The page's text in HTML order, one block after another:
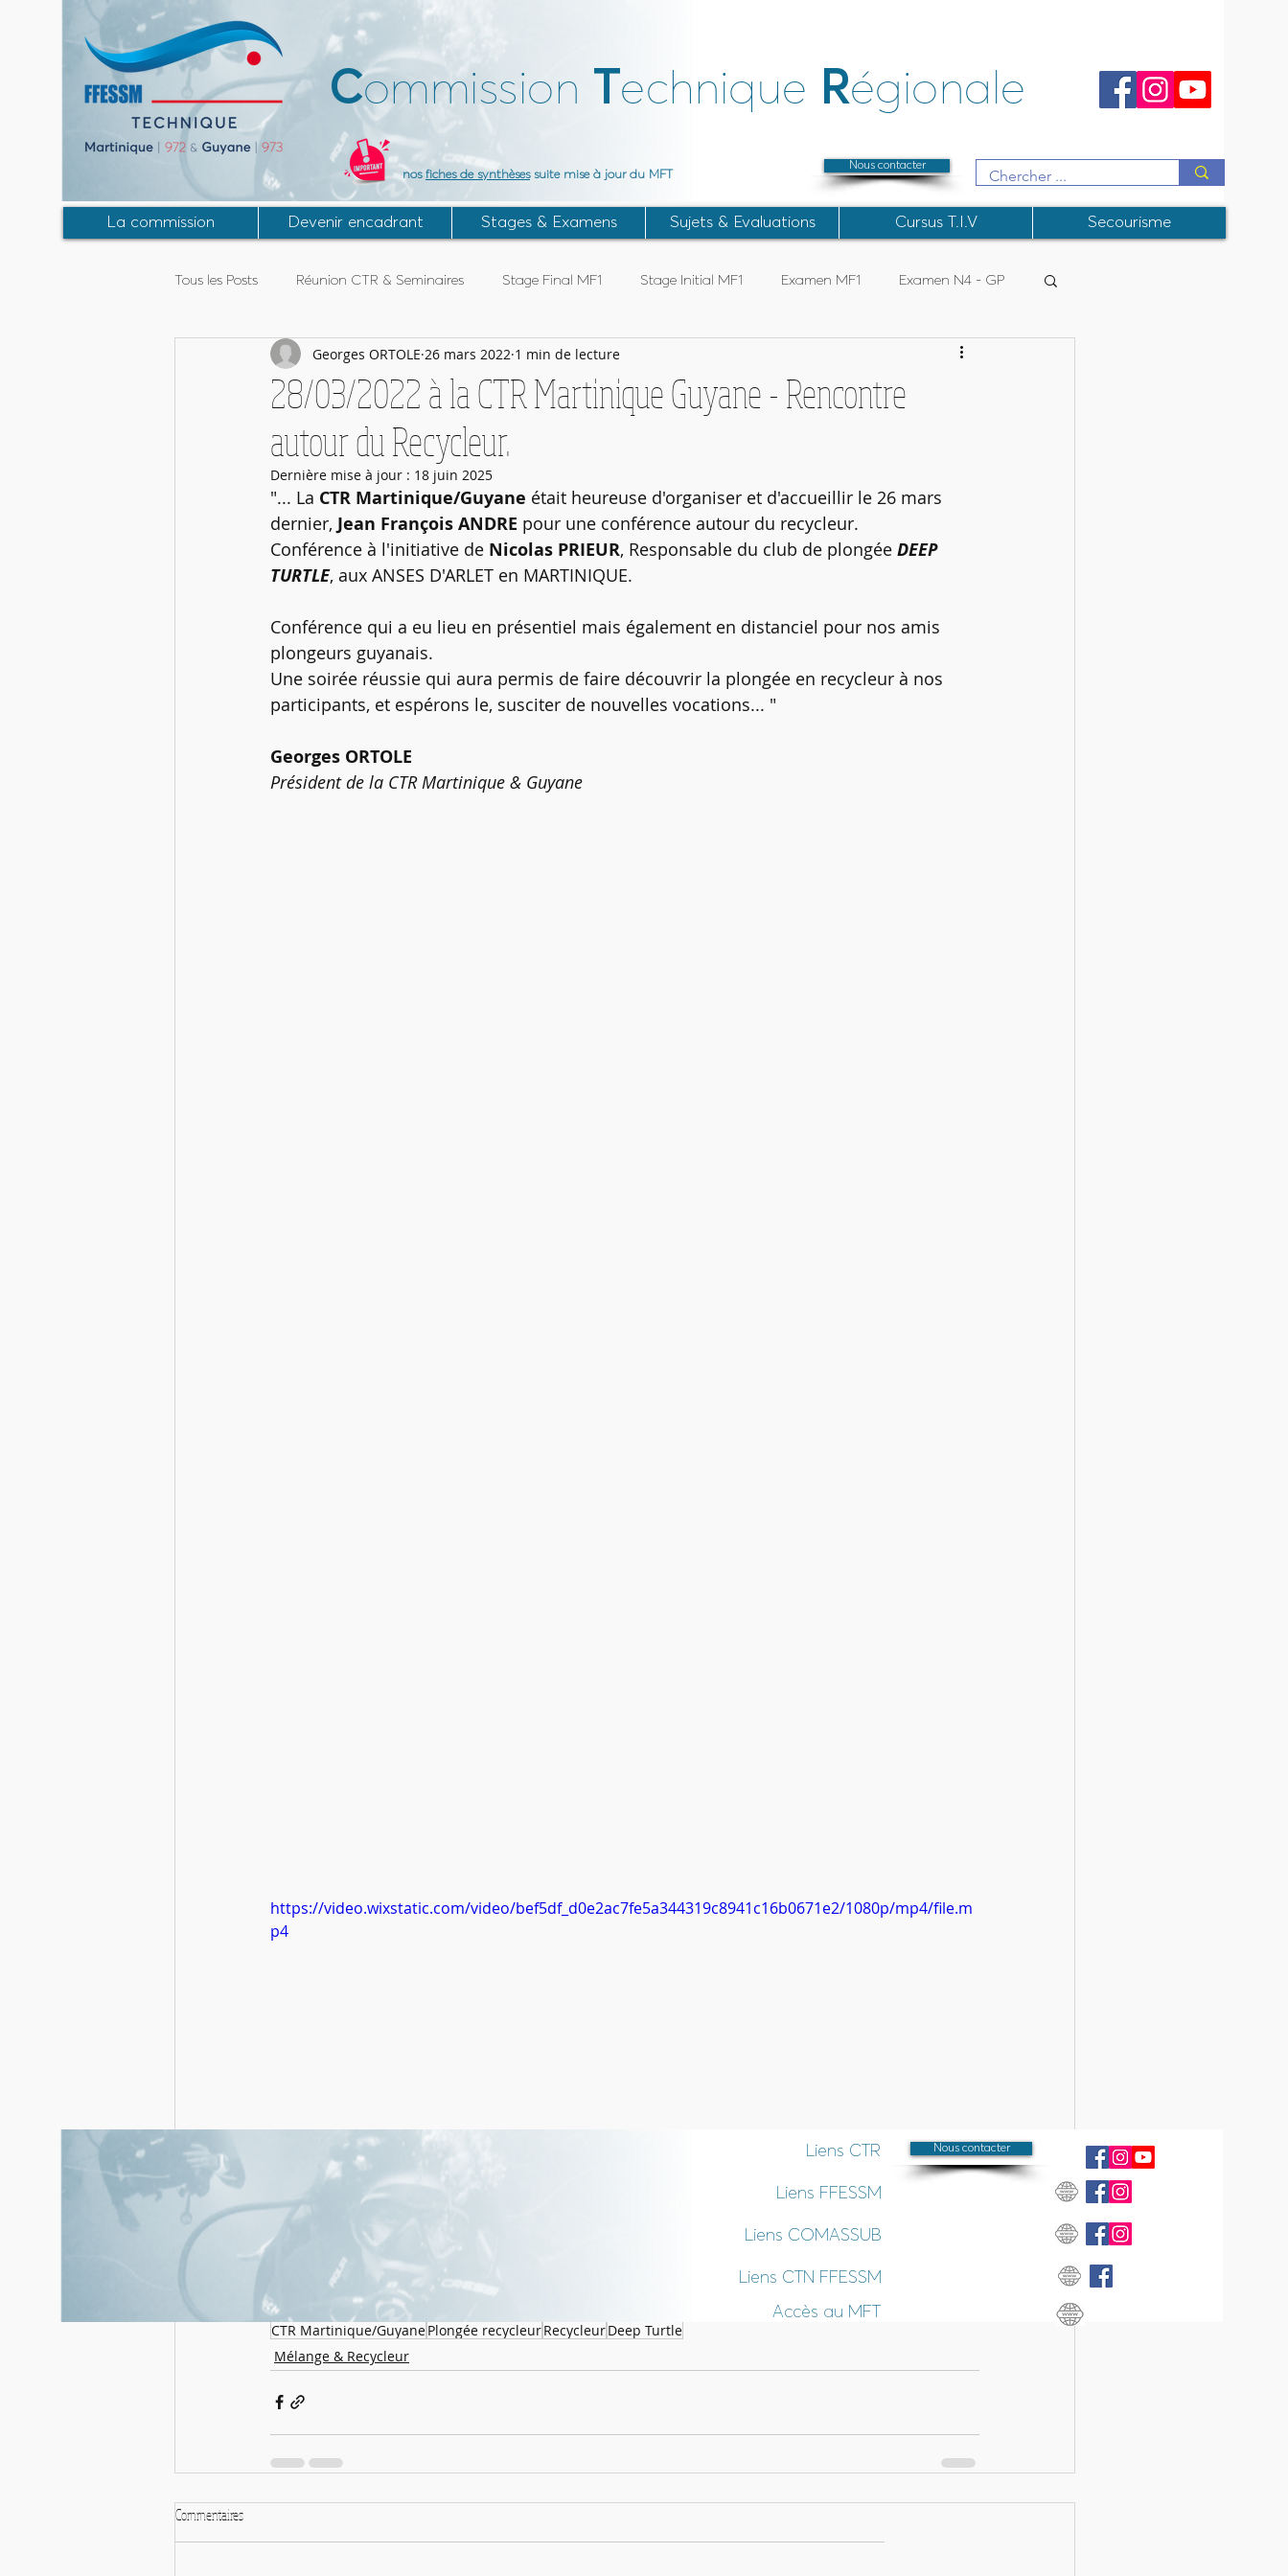
Commission Technique Régionale
Nous contacter
nos fiches de synthèsessuite mise à jour du MFT
La commission Devenir encadrant Stages & Examens Sujets & Evaluations Cursus T.I.V Secourisme
Tous les Posts Réunion CTR & Seminaires Stage Final MF1 Stage Initial MF1 Examen MF1 Examen N4 - GP
Activités Guyane Stage MF2 Articles Subaqua FFESSM College Instructeurs
Infos FFESSM -- CTN Mélange & Recycleur
Fiches synthèse MFT
28/03/2022 à la CTR Martinique Guyane - Rencontre
autour du Recycleur.
Georges ORTOLE 26 mars 2022 1 min de lecture
Dernière mise à jour : 18 juin 2025
"... La CTR Martinique/Guyane était heureuse d'organiser et d'accueillir le 26 mars
dernier, Jean François ANDRE pour une conférence autour du recycleur.
Conférence à l'initiative de Nicolas PRIEUR, Responsable du club de plongée DEEP
TURTLE, aux ANSES D'ARLET en MARTINIQUE.
Conférence qui a eu lieu en présentiel mais également en distanciel pour nos amis
plongeurs guyanais.
Une soirée réussie qui aura permis de faire découvrir la plongée en recycleur à nos
participants, et espérons le, susciter de nouvelles vocations... "
Georges ORTOLE
Président de la CTR Martinique & Guyane
https://video.wixstatic.com/video/bef5df_d0e2ac7fe5a344319c8941c16b0671e2/1080p/mp4/file.m
p4
CTR Martinique/GuyanePlongée recycleurRecycleurDeep Turtle
Mélange & Recycleur
Commentaires
Nous contacter
Liens CTR
Liens FFESSM
Liens COMASSUB
Liens CTN FFESSM
Accès au MFT